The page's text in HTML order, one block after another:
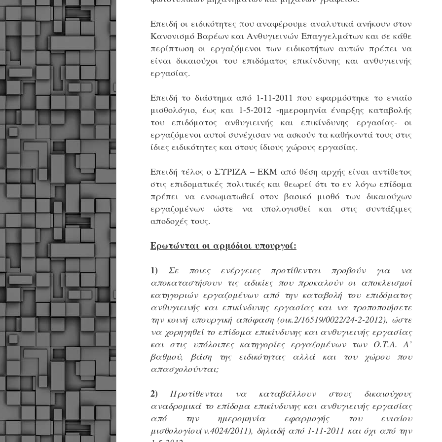
Επειδή οι ειδικότητες που αναφέρουμε αναλυτικά ανήκουν στον
Κανονισμό Βαρέων και Ανθυγιεινών Επαγγελμάτων και σε κάθε
περίπτωση οι εργαζόμενοι των ειδικοτήτων αυτών πρέπει να
είναι δικαιούχοι του επιδόματος επικίνδυνης και ανθυγιεινής
εργασίας.
Επειδή το διάστημα από 1-11-2011 που εφαρμόστηκε το ενιαίο
μισθολόγιο, έως και 1-5-2012 -ημερομηνία έναρξης καταβολής
του επιδόματος ανθυγιεινής και επικίνδυνης εργασίας- οι
εργαζόμενοι αυτοί συνέχισαν να ασκούν τα καθήκοντά τους στις
ίδιες ειδικότητες και στους ίδιους χώρους εργασίας.
Επειδή τέλος ο ΣΥΡΙΖΑ – ΕΚΜ από θέση αρχής είναι αντίθετος
στις επιδοματικές πολιτικές και θεωρεί ότι το εν λόγω επίδομα
πρέπει να ενσωματωθεί στον βασικό μισθό των δικαιούχων
εργαζομένων ώστε να υπολογισθεί και στις συντάξιμες
αποδοχές τους.
Ερωτώνται οι αρμόδιοι υπουργοί:
1) Σε ποιες ενέργειες προτίθενται προβούν για να
αποκαταστήσουν τις αδικίες που προκαλούν οι αποκλεισμοί
κατηγοριών εργαζομένων από την καταβολή του επιδόματος
ανθυγιεινής και επικίνδυνης εργασίας και να τροποποιήσετε
την κοινή υπουργική απόφαση (οικ.2/16519/0022/24-2-2012), ώστε
να χορηγηθεί το επίδομα επικίνδυνης και ανθυγιεινής εργασίας
και στις υπόλοιπες κατηγορίες εργαζομένων των Ο.Τ.Α. Α’
βαθμού, βάση της ειδικότητας αλλά και του χώρου που
απασχολούνται;
2) Προτίθενται να καταβάλλουν στους δικαιούχους
αναδρομικά το επίδομα επικίνδυνης και ανθυγιεινής εργασίας
από την ημερομηνία εφαρμογής του ενιαίου
μισθολογίου(ν.4024/2011), δηλαδή από 1-11-2011 και όχι από την
φωτογραφικό υλικό στο διαδίκτυο και σας το παρουσιάζει σε
αυτή την ανάρτηση. Επίσης, σας καλούμε, αν διαπιστώσετε ότι
μας έχουν "ξεφύγει" ορκωμοσίες, μπορείτε να στέλνετε το
φωτογραφικό τους υλικό στο dimasthes@gmail.gr ώστε να το
δημοσιεύουμε εδώ, άμεσα.
18
αστυνομικοί – Τι τους ζήτησε ο Αγγελούδης
Ενισχύεται το έργο της δημοτικής αστυνομίας στο δήμο
Θεσσαλονίκης καθώς το πρωί της Τετάρτης 18 Μαρτίου
ορκίστηκαν οι 75 νέοι δημοτικοί αστυνομικοί.
«Με αυτούς, σε λίγους μήνες αποκτά ένα ισχυρό σώμα η
δημοτική αστυνομία. Θα είναι πιο κοντά στον πολίτη. Είχα την
MAR
17
Ξεκίνησαν εδώ και μια εβδομάδα οι αφίξεις των
νεοπροσληφθέντων Δημοτικών Αστυνομικών στους
δήμους και οι ορκωμοσίες τους - Πλήρες
Να θυμίσουμε ότι κανονικές προσλήψεις στην Δημοτική
Αστυνομία έχουν να γίνουν από το 2010. Δεκαέξι ολόκληρα
φτάνουμε ούτε τα 2/3 των Δημοτικών Αστυνομικών που
υπηρετούσαν το 2013 προ της κατάργησης της υπηρεσίας με
απόφαση του σημερινού πρωθυπουργού Κυριάκου Μητσοτάκη. Ας
είναι...
MAR
2
Δημοτική Αστυνομία Θεσσαλονίκης: Διμηνιαίος
απολογισμός ελέγχων τήρησης νομοθεσίας
δεσποζόμενων Ζώων συντροφιάς
Τον απολογισμό των δράσεων ελέγχου για τα ζώα συντροφιάς
κατά το δίμηνο Ιανουαρίου – Φεβρουαρίου 2026 παρουσιάζει η
Δημοτική Αστυνομία Θεσσαλονίκης, με στόχο την προστασία των
ζώων και την ομαλή συμβίωση στην πόλη.
FEB
18
ΣτΕ: Οριστική απόρριψη της επαναφοράς του 13ου
και 14ου μισθού για τους δημοσίους υπαλλήλους